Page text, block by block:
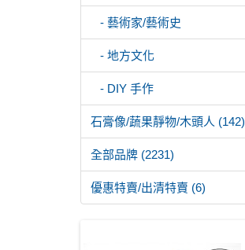
- 藝術家/藝術史
- 地方文化
- DIY 手作
石膏像/蔬果靜物/木頭人 (142)
全部品牌 (2231)
優惠特賣/出清特賣 (6)